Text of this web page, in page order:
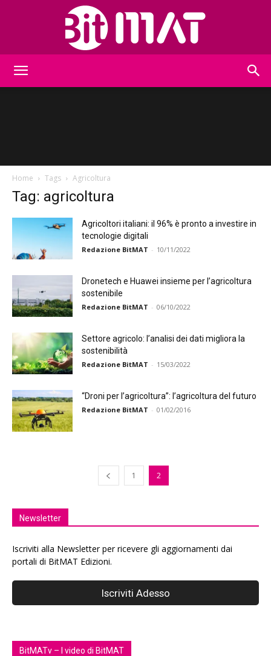
Home Tags Agricoltura
Tag: agricoltura
Agricoltori italiani: il 96% è pronto a investire in
tecnologie digitali
Redazione BitMAT - 10/11/2022
Dronetech e Huawei insieme per l’agricoltura
sostenibile
Redazione BitMAT - 06/10/2022
Settore agricolo: l’analisi dei dati migliora la
sostenibilità
Redazione BitMAT - 15/03/2022
“Droni per l’agricoltura”: l’agricoltura del futuro
Redazione BitMAT - 01/02/2016
1 2
Newsletter
Iscriviti alla Newsletter per ricevere gli aggiornamenti dai
portali di BitMAT Edizioni.
BitMATv – I video di BitMAT